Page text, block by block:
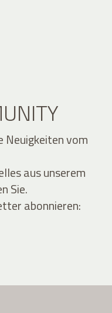
Neuigkeiten vom
aus unserem
Sie.
abonnieren: